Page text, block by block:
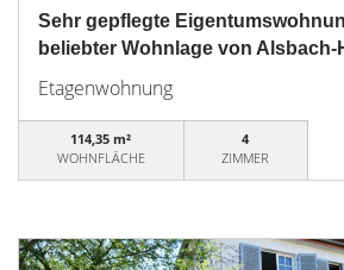
Sehr gepflegte
beliebter Wohnlage von Alsbach-
Etagenwohnung
114,35 m²
WOHNFLÄCHE
4
ZIMMER